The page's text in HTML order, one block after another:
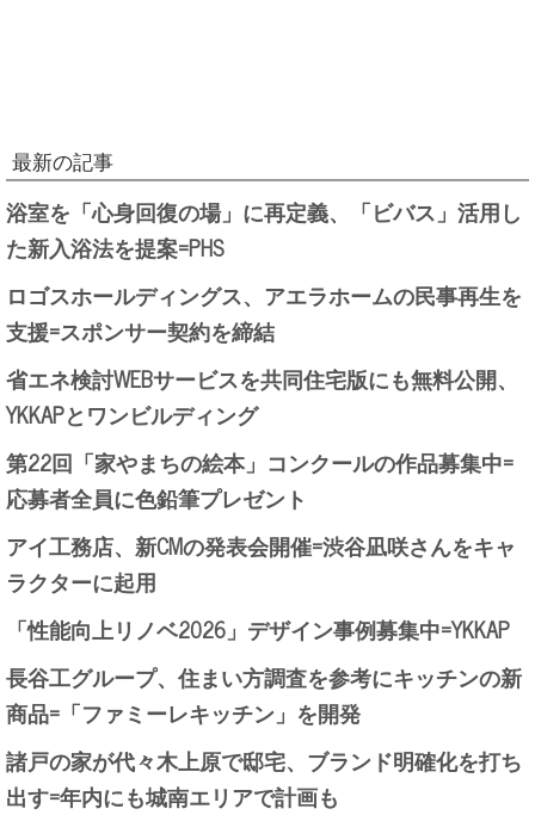
最新の記事
浴室を「心身回復の場」に再定義、「ビバス」活用し
た新入浴法を提案=PHS
ロゴスホールディングス、アエラホームの民事再生を
支援=スポンサー契約を締結
省エネ検討WEBサービスを共同住宅版にも無料公開、
YKKAPとワンビルディング
第22回「家やまちの絵本」コンクールの作品募集中=
応募者全員に色鉛筆プレゼント
アイ工務店、新CMの発表会開催=渋谷凪咲さんをキャ
ラクターに起用
「性能向上リノベ2026」デザイン事例募集中=YKKAP
長谷工グループ、住まい方調査を参考にキッチンの新
商品=「ファミーレキッチン」を開発
諸戸の家が代々木上原で邸宅、ブランド明確化を打ち
出す=年内にも城南エリアで計画も